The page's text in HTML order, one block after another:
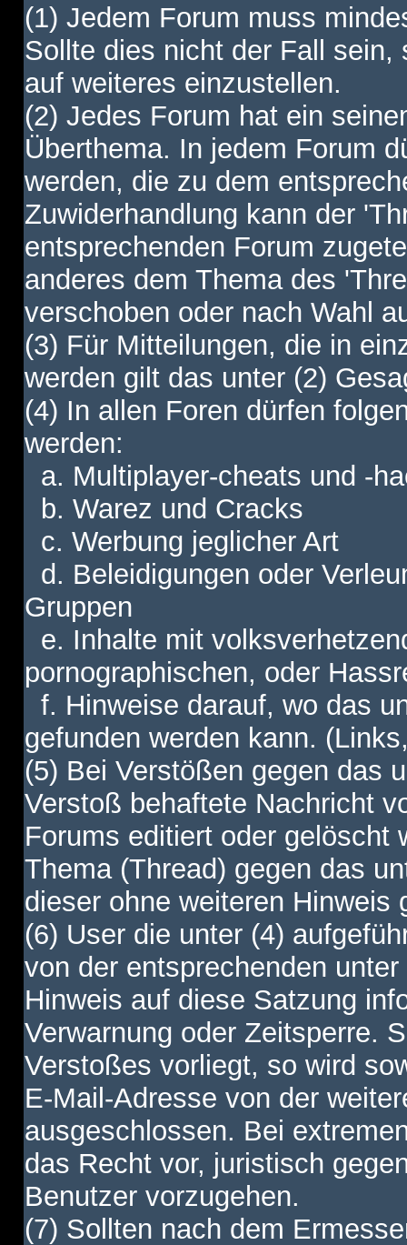
(1) Jedem Forum muss
Sollte dies nicht der Fall
auf weiteres einzustellen.
(2) Jedes Forum hat ein
Überthema. In jedem Forum
werden, die zu dem
Zuwiderhandlung kann der
entsprechenden Forum
anderes dem Thema des
verschoben oder nach Wahl
(3) Für Mitteilungen, die in
werden gilt das unter (2)
(4) In allen Foren dürfen
werden:
a. Multiplayer-cheats und -
b. Warez und Cracks
c. Werbung jeglicher Art
d. Beleidigungen oder
Gruppen
e. Inhalte mit
pornographischen, oder
f. Hinweise darauf, wo das
gefunden werden kann.
(5) Bei Verstößen gegen das
Verstoß behaftete Nachricht
Forums editiert oder gelöscht
Thema (Thread) gegen das
dieser ohne weiteren Hinweis
(6) User die unter (4)
von der entsprechenden
Hinweis auf diese Satzung
Verwarnung oder Zeitsperre.
Verstoßes vorliegt, so wird
E-Mail-Adresse von der
ausgeschlossen. Bei
das Recht vor, juristisch
Benutzer vorzugehen.
(7) Sollten nach dem